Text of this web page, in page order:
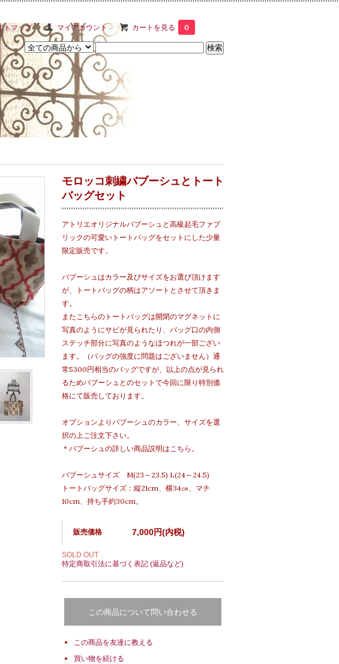
トマップ マイアカウント カートを見る 0
モロッコ刺繍バブーシュとトート
バッグセット
アトリエオリジナルバブーシュと高級起毛ファブ
リックの可愛いトートバッグをセットにした少量
限定販売です。
バブーシュはカラー及びサイズをお選び頂けます
が、トートバッグの柄はアソートとさせて頂きま
す。
またこちらのトートバッグは開閉のマグネットに
写真のようにサビが見られたり、バッグ口の内側
ステッチ部分に写真のようなほつれが一部ござい
ます。（バッグの強度に問題はございません）通
常5300円相当のバッグですが、以上の点が見られ
るためバブーシュとのセットで今回に限り特別価
格にて販売しております。
オプションよりバブーシュのカラー、サイズを選
択の上ご注文下さい。
＊バブーシュの詳しい商品説明はこちら。
バブーシュサイズ M(23～23.5) L(24～24.5)
トートバッグサイズ：縦21cm、横34㎝、マチ
10cm、持ち手約30cm。
販売価格 7,000円(内税)
SOLD OUT
特定商取引法に基づく表記 (返品など)
この商品について問い合わせる
この商品を友達に教える
買い物を続ける